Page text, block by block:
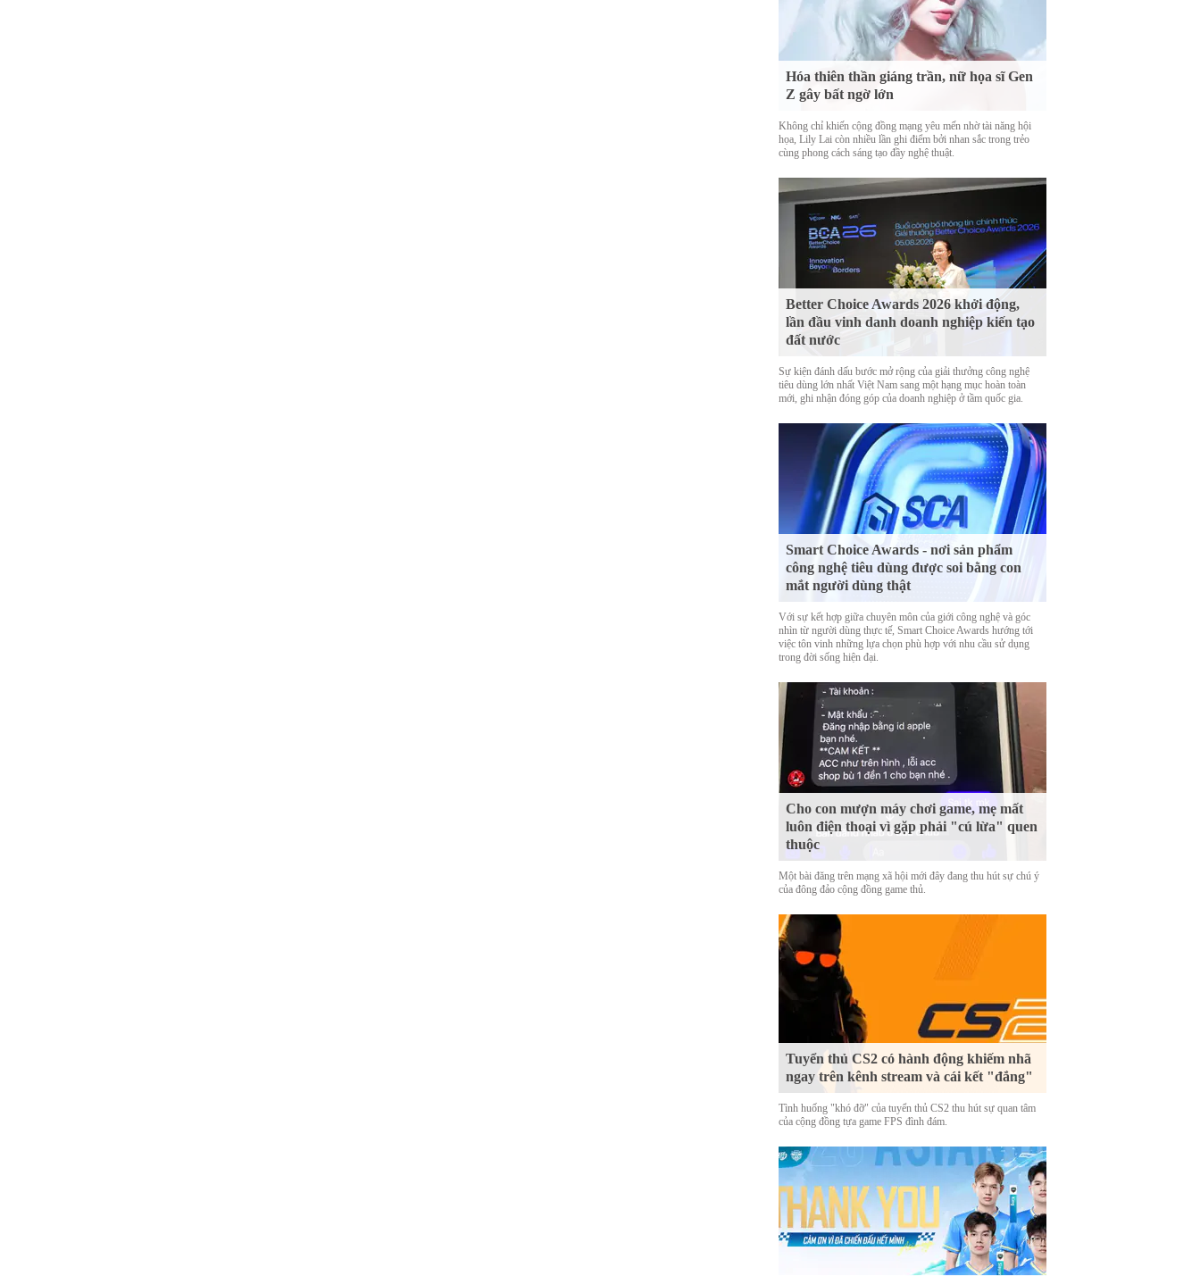
Hóa thiên thần giáng trần, nữ họa sĩ Gen
Z gây bất ngờ lớn
Không chỉ khiến cộng đồng mạng yêu mến nhờ tài năng hội
họa, Lily Lai còn nhiều lần ghi điểm bởi nhan sắc trong trẻo
cùng phong cách sáng tạo đầy nghệ thuật.
Better Choice Awards 2026 khởi động,
lần đầu vinh danh doanh nghiệp kiến tạo
đất nước
Sự kiện đánh dấu bước mở rộng của giải thưởng công nghệ
tiêu dùng lớn nhất Việt Nam sang một hạng mục hoàn toàn
mới, ghi nhận đóng góp của doanh nghiệp ở tầm quốc gia.
Smart Choice Awards - nơi sản phẩm
công nghệ tiêu dùng được soi bằng con
mắt người dùng thật
Với sự kết hợp giữa chuyên môn của giới công nghệ và góc
nhìn từ người dùng thực tế, Smart Choice Awards hướng tới
việc tôn vinh những lựa chọn phù hợp với nhu cầu sử dụng
trong đời sống hiện đại.
Cho con mượn máy chơi game, mẹ mất
luôn điện thoại vì gặp phải "cú lừa" quen
thuộc
Một bài đăng trên mạng xã hội mới đây đang thu hút sự chú ý
của đông đảo cộng đồng game thủ.
Tuyển thủ CS2 có hành động khiếm nhã
ngay trên kênh stream và cái kết "đắng"
Tình huống "khó đỡ" của tuyển thủ CS2 thu hút sự quan tâm
của cộng đồng tựa game FPS đình đám.